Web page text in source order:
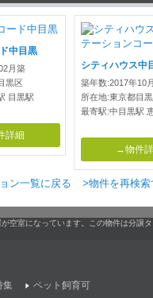
中目黒
月築
黒区
目黒駅
詳細
築年数:2017年10
所在地:東京都目黒
最寄駅:中目黒駅
→物件
ン一覧に戻る >物件を再検索
室になっています。この物件は分譲
集 ペット飼育可